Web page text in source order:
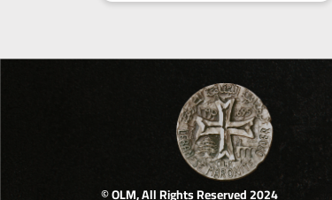
2024 OLM, All Rights Reserved ©